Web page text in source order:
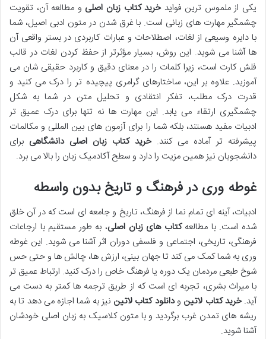
یکی از ملموس ترین فوایدخرید کتاب زبان اصلی و مطالعه آن، تقویت
چشمگیر مهارت های زبانی است. با غرق شدن در متون ادبی اصیل، شما
با دایره وسیعی از لغات، اصطلاحات و عبارات کاربردی در بستر واقعی آن
ها آشنا می شوید. این روش، بسیار مؤثرتر از حفظ کردن لغات در قالب
فلش کارت است، زیرا کلمات را در معنای دقیق و کاربرد حقیقی شان می
آموزید. علاوه بر این، ساختارهای گرامری پیچیده تر را درک می کنید و
قدرت درک مطلب، تفکر انتقادی و تحلیل متن در شما به شکل
چشمگیری ارتقاء می یابد. این مهارت ها نه تنها برای درک عمیق تر
ادبیات مفید هستند، بلکه شما را برای آزمون های بین المللی و مکالمات
پیشرفته تر آماده می کنند.خرید کتاب زبان اصلی دانشگاهی برای
دانشجویان نیز همین مزیت را دارد و سطح آکادمیک زبان را بالا می برد.
غوطه وری در فرهنگ و تاریخ بدون واسطه
ادبیات، آینه ای تمام نما از فرهنگ، تاریخ و جامعه ای است که در آن خلق
شده است. با مطالعهکتاب های زبان اصلی، به طور مستقیم با ارجاعات
فرهنگی، تاریخی، اجتماعی و فلسفی دوران اثر آشنا می شوید. این غوطه
وری به شما کمک می کند تا جهان بینی، ارزش ها، چالش ها و حتی حس
شوخ طبعی مردمان یک دوره یا فرهنگ خاص را درک کنید. ارتباط عمیق تر
با میراث بشری، تجربه ای است که از طریق ترجمه ها کمتر به دست می
آید.خرید کتاب لاتین ودانلود کتاب لاتین نیز به شما اجازه می دهد تا به
ریشه های تمدن غرب برگردید و با متون کلاسیک به زبان اصلی خودشان
آشنا شوید.